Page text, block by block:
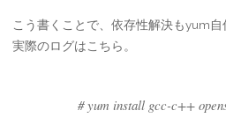
こう書くことで、依存性解決もyum自
実際のログはこちら。
# yum install gcc-c++